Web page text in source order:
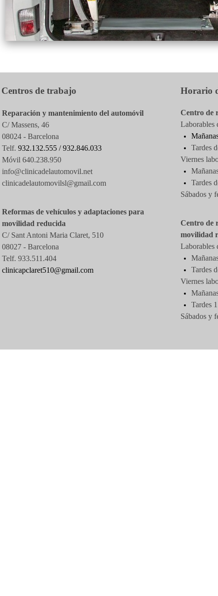
Centros de trabajo
Reparación y mantenimiento del automóvil
C/ Massens, 46
08024 - Barcelona
Telf. 932.132.555 /932.846.033
Móvil 640.238.950
info@clinicadelautomovil.net
clinicadelautomovilsl@gmail.com
Horario
Reformas de vehículos y adaptaciones para
movilidad reducida
C/ Sant Antoni Maria Claret, 510
08027 - Barcelona
Telf. 933.511.404
clinicapclaret510@gmail.com
Centro de
Laborables
Tardes
Viernes
Tardes
Sábados y
Centro de
movilidad
Laborables
Tardes
Viernes
Tardes
Sábados y